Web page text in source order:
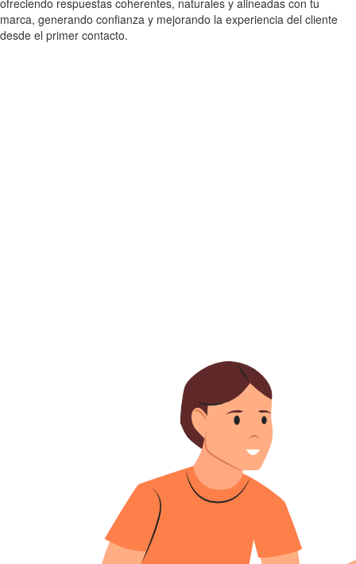
marca, generando confianza y mejorando la experiencia del cliente
desde el primer contacto.